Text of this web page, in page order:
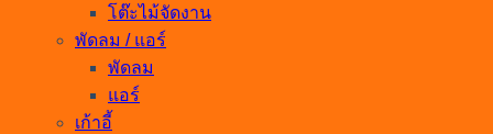
โต๊ะไม้จัดงาน
พัดลม / แอร์
พัดลม
แอร์
เก้าอี้